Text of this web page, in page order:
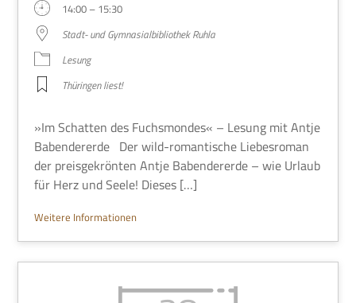
14:00 – 15:30
Stadt- und Gym­na­si­al­bi­blio­thek Ruhla
Lesung
Thü­rin­gen liest!
»Im Schat­ten des Fuchs­mon­des« – Lesung mit Antje
Baben­der­erde Der wild-roman­ti­sche Lie­bes­ro­man
der preis­ge­krön­ten Antje Baben­der­erde – wie Urlaub
für Herz und Seele! Dieses […]
Wei­tere Informationen